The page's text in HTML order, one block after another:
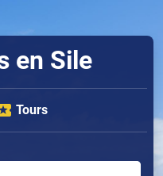
en Sile
Tours